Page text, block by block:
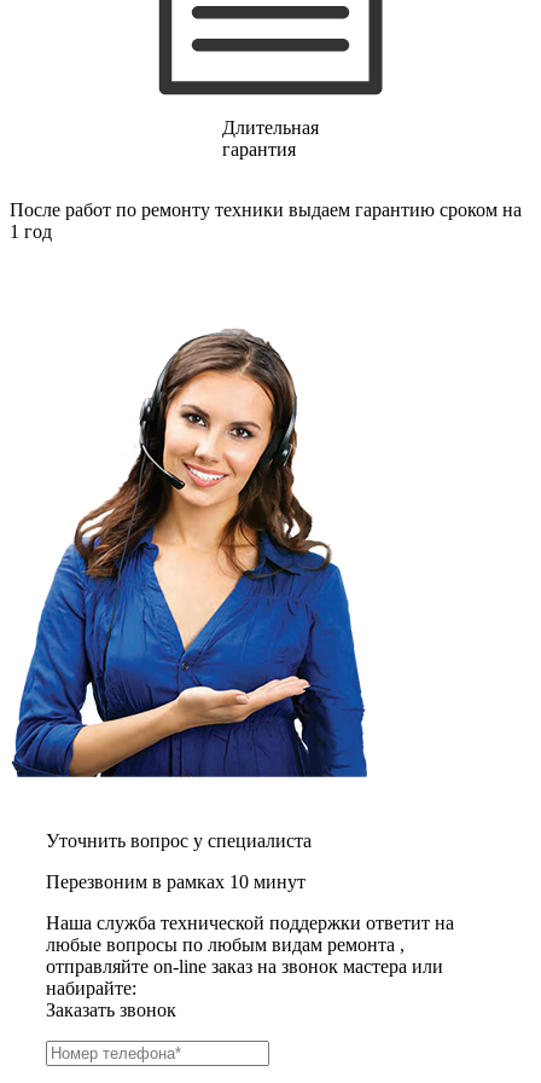
финишер-степлеров
фонокорректоров
форматно-раскроечных центров
фотоаппаратов
фотоэпиляторов
фризеров для мороженого
фуговальных станков
гайковертов
гастрономических машин
газонных граблей с электроприводом
газонокосилки-робота
газонокосилок
газонокосильных машин
газовых горелок
газовых колонок
газовых плит
газовой поверхности
геймпадов
генераторов
генераторов азота
генераторов дыма
генераторов льда
генераторов
гидравлических блоков питания
гидроаккумуляторов
гидроциклов
гидроциклов
гильотинных ножей
гладильных систем
глинтвейн-мейкеров
глубинных вибраторов
гомогенизаторов
gps часов
gps трекеров
Длительная
гарантия
После работ по ремонту техники выдаем гарантию сроком на
1 год
Уточнить вопрос у специалиста
Перезвоним в рамках 10 минут
Наша служба технической поддержки ответит на
любые вопросы по любым видам ремонта ,
отправляйте on-line заказ на звонок мастера или
набирайте:
Заказать звонок